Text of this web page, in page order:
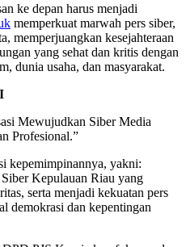
ke depan harus menjadi
memperkuat marwah pers siber,
memperjuangkan kesejahteraan
yang sehat dan kritis dengan
dunia usaha, dan masyarakat.
Mewujudkan Siber Media
Profesional.”
kepemimpinannya, yakni:
Kepulauan Riau yang
serta menjadi kekuatan pers
demokrasi dan kepentingan